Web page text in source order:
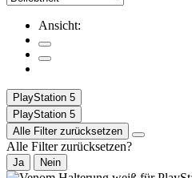
Ansicht:
PlayStation 5
PlayStation 5
Alle Filter zurücksetzen
Alle Filter zurücksetzen?
Ja Nein